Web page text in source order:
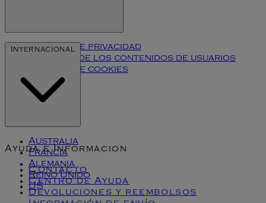
Política de privacidad
Términos de los contenidos de usuarios
Política de cookies
Klarna
Internacional
Australia
Francia
Alemania
Reino Unido
US
Ayuda e Informacion
Contacto
Centro de Ayuda
Devoluciones y reembolsos